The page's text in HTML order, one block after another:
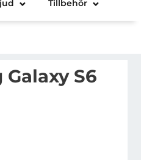
Tillbehör
S6